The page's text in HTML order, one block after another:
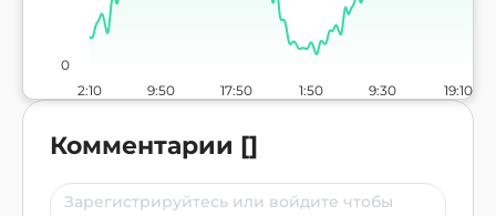
2:10 9:50 17:50 1:50 9:30 19:10
0
Комментарии []